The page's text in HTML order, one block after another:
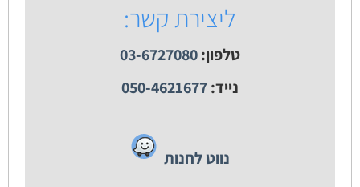
ליצירת קשר:
טלפון: 03-6727080
נייד: 050-4621677
נווט לחנות